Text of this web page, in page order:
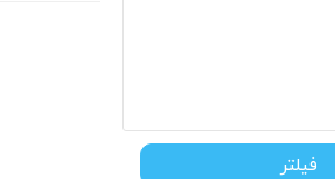
فیلتر